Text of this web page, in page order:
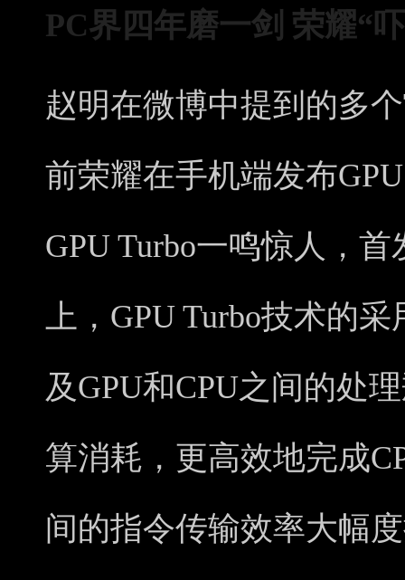
PC界四年磨一剑 荣耀“
赵明在微博中提到的多
前荣耀在手机端发布
GPU Turbo一鸣惊人，
上，GPU Turbo技术的
及GPU和CPU之间的处
算消耗，更高效地完成
间的指令传输效率大幅